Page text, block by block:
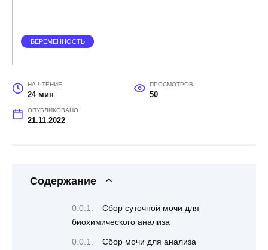
БЕРЕМЕННОСТЬ
НА ЧТЕНИЕ
24 мин
ПРОСМОТРОВ
50
ОПУБЛИКОВАНО
21.11.2022
Содержание
Сбор суточной мочи для
биохимического анализа
Сбор мочи для анализа